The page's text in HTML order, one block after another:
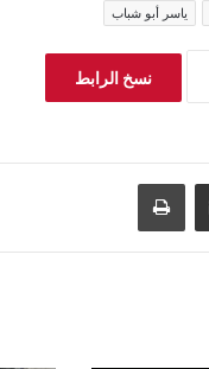
ياسر أبو شباب
نسخ الرابط
مشاركة عبر البريد طباعة